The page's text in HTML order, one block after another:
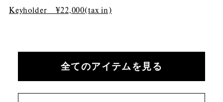
Keyholder ¥22,000(tax in)
全てのアイテムを見る